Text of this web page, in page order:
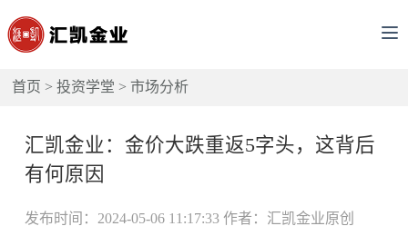
首页 >投资学堂 >市场分析
汇凯金业：金价大跌重返5字头，这背后
有何原因
发布时间：2024-05-06 11:17:33 作者：汇凯金业原创